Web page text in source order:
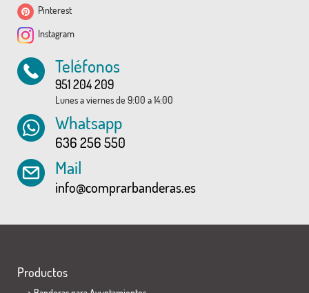
Pinterest
Instagram
Teléfonos
951 204 209
Lunes a viernes de 9:00 a 14:00
Whatsapp
636 256 550
Mail
info@comprarbanderas.es
Productos